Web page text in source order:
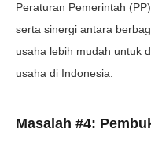
Peraturan Pemerintah
serta sinergi antara
usaha lebih mudah untuk
usaha di Indonesia.
Masalah #4: